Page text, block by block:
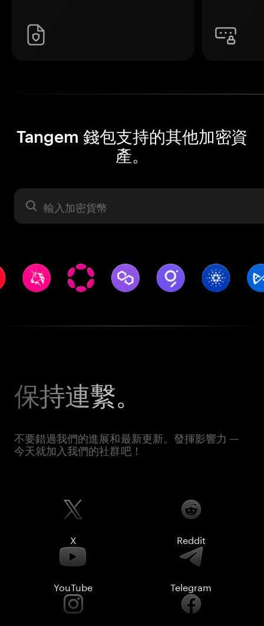
Tangem 錢包支持的其他加密資
產。
資產
保持連繫。
不要錯過我們的進展和最新更新。發揮影響力 —
今天就加入我們的社群吧！
X Reddit
YouTube Telegram